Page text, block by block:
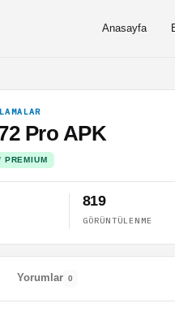
Anasayfa
Pro APK
PREMIUM
819
GÖRÜNTÜLENME
Yorumlar 0